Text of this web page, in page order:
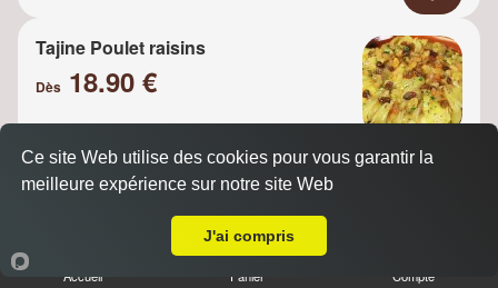
Tajine Poulet raisins
Dès 18.90 €
Oignons
Accueil Panier Compte
Ce site Web utilise des cookies pour vous garantir la
meilleure expérience sur notre site Web
J'ai compris